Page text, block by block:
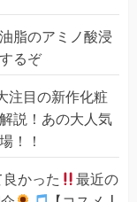
脂のアミノ酸浸
るぞ
注目の新作化粧
説！あの大人気
！！
かった
最近の